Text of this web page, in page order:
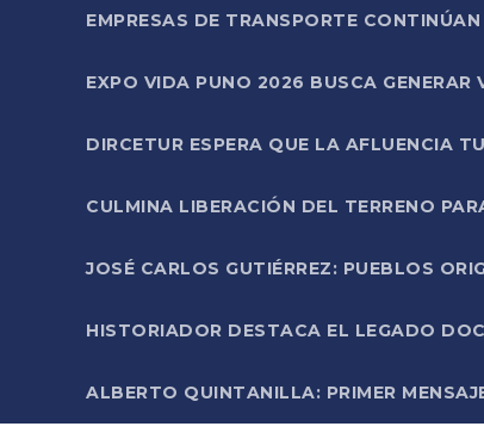
EMPRESAS DE TRANSPORTE
EXPO VIDA PUNO 2026 BUSCA
DIRCETUR ESPERA QUE LA AFLUENCIA
CULMINA LIBERACIÓN DEL TERRENO
JOSÉ CARLOS GUTIÉRREZ: PUEBLOS
HISTORIADOR DESTACA EL LEGADO
ALBERTO QUINTANILLA: PRIMER